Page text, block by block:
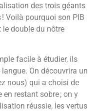
des trois géants
Voilà pourquoi son PIB
double du nôtre
facile à étudier, ils
On découvrira un
nous) qui a choisi de
restant sobre ; on y
réussie, les vertus